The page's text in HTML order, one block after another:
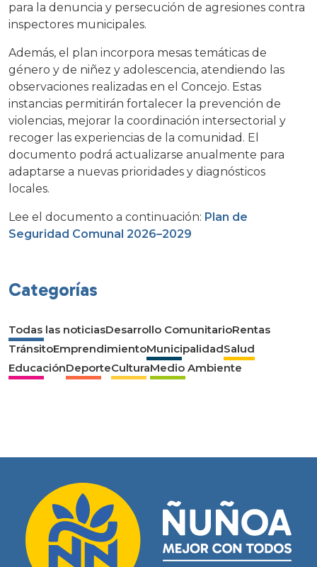
para la denuncia y persecución de agresiones contra
inspectores municipales.
Además, el plan incorpora mesas temáticas de
género y de niñez y adolescencia, atendiendo las
observaciones realizadas en el Concejo. Estas
instancias permitirán fortalecer la prevención de
violencias, mejorar la coordinación intersectorial y
recoger las experiencias de la comunidad. El
documento podrá actualizarse anualmente para
adaptarse a nuevas prioridades y diagnósticos
locales.
Lee el documento a continuación: Plan de
Seguridad Comunal 2026–2029
Categorías
Todas las noticiasDesarrollo ComunitarioRentas
TránsitoEmprendimientoMunicipalidadSalud
EducaciónDeporteCulturaMedio Ambiente